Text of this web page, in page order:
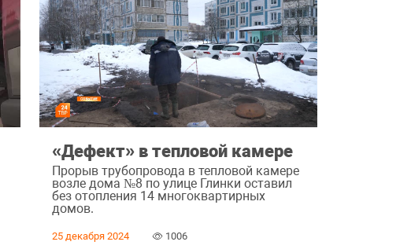
«Дефект» в тепловой камере
Прорыв трубопровода в тепловой камере
возле дома №8 по улице Глинки оставил
без отопления 14 многоквартирных
домов.
25 декабря 2024 1006